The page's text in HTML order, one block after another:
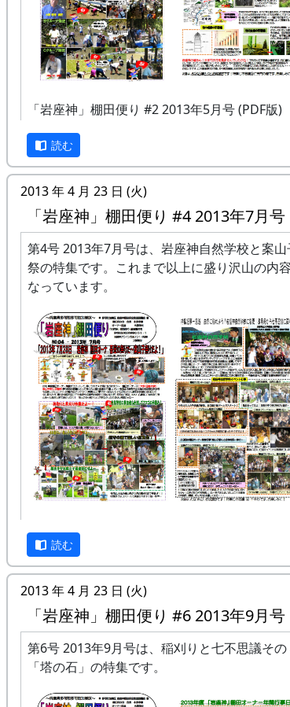
時間が前後するが、朝方、ある家の軒先の石
で、へんてこな植物を見かけた。
明らかに「私は薔薇の花でございます」という
磁みたいだし、薔薇の花のように見えるのは葉
ぱで、本当の花は別にある。何なんだ、これ。
Opportunity（機会）
祭り、カメラコンテスト、特産品、
との取り組み、大学との交流、農業
ンティアやアルバイト、体験学習（地
以外の小中高と）、ホームページやフ
イスブック、暮らす・住む
米ブーム、そばの高騰、滞在型宿泊、
イッター、フェイスブック、ボラン
ア活動の増加、農業ブーム、育児を田
で、自然体験型学習、連休の増加、地
地消、CSRの増加、有機農業
T hreat（脅威）
アクセスしにくい、休憩所の不足、
発信力が不足している、接する機会が
ない、クラインガルテンの料金が分り
くい、クラインガルテンの料金が高
TPP、気候変動、宿泊施設の増加、オ
ナー制度を他でもやっている（競合
化）、震災、災害の危険、少子高齢
不況、財政不足、農業補助金の減少
機農業の流行の低迷
二つのグループに分かれて作業をしました。整
せずにそのまま列挙したため、重複する内容も
「岩座神」棚田便り #2 2013年5月号 (PDF版)
読む
2013 年 4 月 23 日 (火)
「岩座神」棚田便り #4 2013年7月号
第4号 2013年7月号は、岩座神自然学校と案山
祭の特集です。これまで以上に盛り沢山の内
なっています。
「岩座神」棚田便り #4 2013年7月号 (PDF版)
という訳で、予定されていた七不思議その４「
本杉」は、来月号に持ち越しです。
読む
2013 年 4 月 23 日 (火)
「岩座神」棚田便り #6 2013年9月号
第6号 2013年9月号は、稲刈りと七不思議その
「塔の石」の特集です。